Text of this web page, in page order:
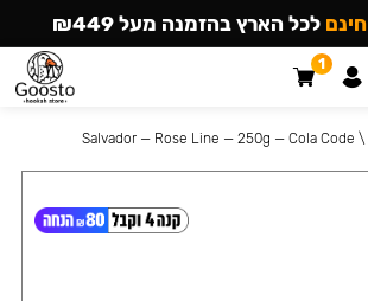
\
Salvador — Rose Line — 250g — Cola Code
חינם לכל הארץ בהזמנה מעל ₪449
1